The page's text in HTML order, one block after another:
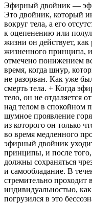
Эфирный двойник —
Это двойник, который
вокруг тела, а его
к оцепенению или
жизни он действует,
жизненного принципа, и
отмечено понижением
время, когда шнур,
не разорван. Как уже
смерть тела. + Когда
тело, он не отдаляется
над телом в спокойном
шумное проявление
из которого он только
во время медленного
эфирный двойник
принципы, и после
должны сохраняться
и самообладание. В
стремительно проходит
индивидуальностью,
погрузился в это